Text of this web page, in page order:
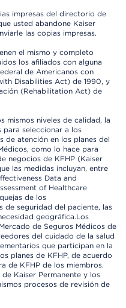
impresas del directorio de
usted abandone Kaiser
las copias impresas.
el mismo y completo
los afiliados con alguna
de Americanos con
Disabilities Act) de 1990, y
(Rehabilitation Act) de
mismos niveles de calidad, la
seleccionar a los
de atención en los planes del
como lo hace para
negocios de KFHP (Kaiser
las medidas incluyan, entre
Data and
of Healthcare
de los
de seguridad del paciente, las
geográfica.Los
de Seguros Médicos de
del cuidado de la salud
que participan en la
planes de KFHP, de acuerdo
de KFHP de los miembros.
Kaiser Permanente y los
procesos de revisión de